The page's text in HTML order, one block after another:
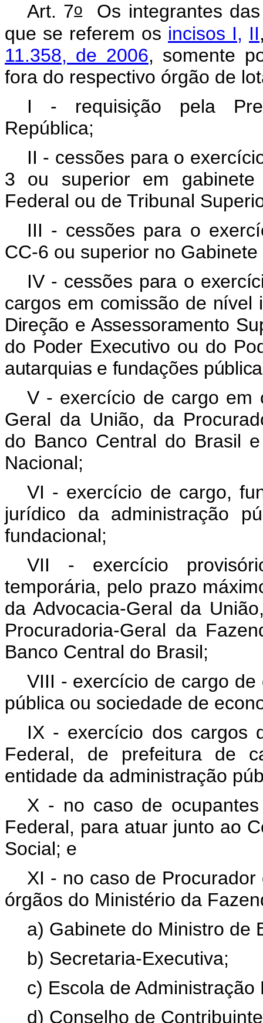
Art. 7oOs integrantes das
que se referem os incisos I, II
11.358, de 2006, somente
fora do respectivo órgão de
I - requisição pela
República;
II - cessões para o
3 ou superior em
Federal ou de Tribunal
III - cessões para o
CC-6 ou superior no
IV - cessões para o
cargos em comissão de
Direção e Assessoramento
do Poder Executivo ou do
autarquias e fundações
V - exercício de cargo em
Geral da União, da
do Banco Central do Brasil
Nacional;
VI - exercício de cargo,
jurídico da administração
fundacional;
VII - exercício
temporária, pelo prazo
da Advocacia-Geral da
Procuradoria-Geral da
Banco Central do Brasil;
VIII - exercício de cargo
pública ou sociedade de
IX - exercício dos cargos
Federal, de prefeitura de
entidade da administração
X - no caso de
Federal, para atuar junto ao
Social; e
XI - no caso de
órgãos do Ministério da
a) Gabinete do Ministro de
b) Secretaria-Executiva;
c) Escola de Administração
d) Conselho de